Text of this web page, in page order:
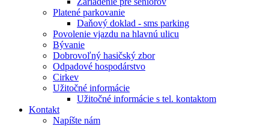
Platené parkovanie
Daňový doklad - sms parking
Povolenie vjazdu na hlavnú ulicu
Bývanie
Dobrovoľný hasičský zbor
Odpadové hospodárstvo
Cirkev
Užitočné informácie
Užitočné informácie s tel. kontaktom
Kontakt
Napíšte nám